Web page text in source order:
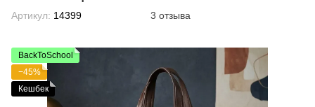
Артикул: 14399 3 отзыва
BackToSchool
−45%
Кешбек